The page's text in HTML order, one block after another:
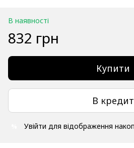
В наявності
832 грн
Купити
В кредит
Увійти для відображення